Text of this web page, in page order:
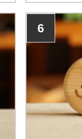
6